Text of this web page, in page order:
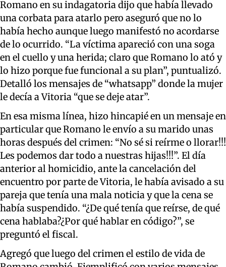
Romano en su indagatoria dijo que había llevado
una corbata para atarlo pero aseguró que no lo
había hecho aunque luego manifestó no acordarse
de lo ocurrido. “La víctima apareció con una soga
en el cuello y una herida; claro que Romano lo ató y
lo hizo porque fue funcional a su plan”, puntualizó.
Detalló los mensajes de “whatsapp” donde la mujer
le decía a Vitoria “que se deje atar”.
En esa misma línea, hizo hincapié en un mensaje en
particular que Romano le envío a su marido unas
horas después del crimen: “No sé si reírme o llorar!!!
Les podemos dar todo a nuestras hijas!!!”. El día
anterior al homicidio, ante la cancelación del
encuentro por parte de Vitoria, le había avisado a su
pareja que tenía una mala noticia y que la cena se
había suspendido. “¿De qué tenía que reírse, de qué
cena hablaba?¿Por qué hablar en código?”, se
preguntó el fiscal.
Agregó que luego del crimen el estilo de vida de